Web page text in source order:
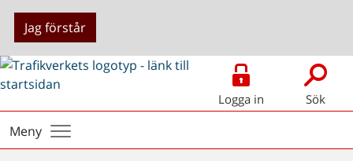
Jag förstår
Logga in Sök
Meny